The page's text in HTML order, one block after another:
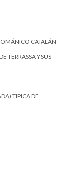
CATALÁN
TERRASSA Y SUS
TIPICA DE